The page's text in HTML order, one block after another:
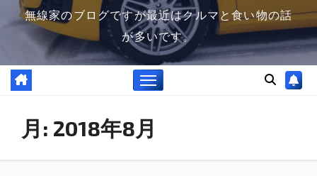
無線家のブログですが最近はクルマと食い物の話
が多いです。
月: 2018年8月